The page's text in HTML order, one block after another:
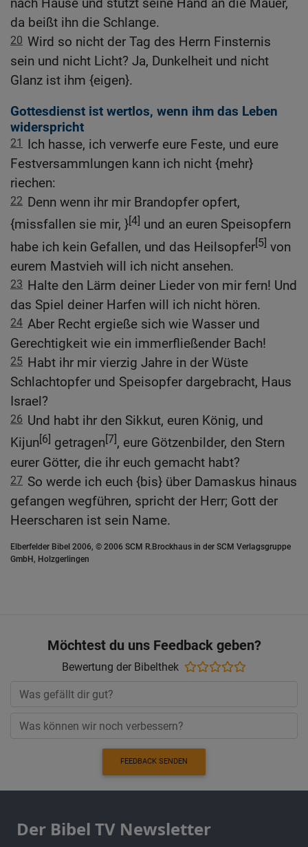
nach Hause und stützt seine Hand an die Mauer,
da beißt ihn die Schlange.
20 Wird so nicht der Tag des Herrn Finsternis
sein und nicht Licht? Ja, Dunkelheit und nicht
Glanz ist ihm {eigen}.
Gottesdienst ist wertlos, wenn ihm das Leben
widerspricht
21
Ich hasse, ich verwerfe eure Feste, und eure
Festversammlungen kann ich nicht {mehr}
riechen:
22 Denn wenn ihr mir Brandopfer opfert,
{missfallen sie mir, }[4] und an euren Speisopfern
habe ich kein Gefallen, und das Heilsopfer[5] von
eurem Mastvieh will ich nicht ansehen.
23 Halte den Lärm deiner Lieder von mir fern! Und
das Spiel deiner Harfen will ich nicht hören.
24 Aber Recht ergieße sich wie Wasser und
Gerechtigkeit wie ein immerfließender Bach!
25 Habt ihr mir vierzig Jahre in der Wüste
Schlachtopfer und Speisopfer dargebracht, Haus
Israel?
26 Und habt ihr den Sikkut, euren König, und
Kijun[6] getragen[7], eure Götzenbilder, den Stern
eurer Götter, die ihr euch gemacht habt?
27 So werde ich euch {bis} über Damaskus hinaus
gefangen wegführen, spricht der Herr; Gott der
Heerscharen ist sein Name.
Elberfelder Bibel 2006, © 2006 SCM R.Brockhaus in der SCM Verlagsgruppe
GmbH, Holzgerlingen
Möchtest du uns Feedback geben?
Bewertung der Bibelthek
FEEDBACK SENDEN
Der Bibel TV Newsletter